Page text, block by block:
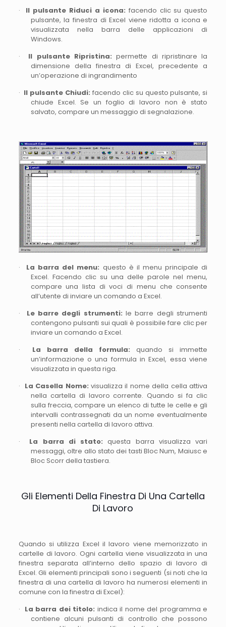
· Il pulsante Riduci a icona: facendo clic su questo
pulsante, la finestra di Excel viene ridotta a icona e
visualizzata nella barra delle applicazioni di
Windows.
· Il pulsante Ripristina:permette di ripristinare la
dimensione della finestra di Excel, precedente a
un’operazione di ingrandimento
· Il pulsante Chiudi: facendo clic su questo pulsante, si
chiude Excel. Se un foglio di lavoro non è stato
salvato, compare un messaggio di segnalazione.
· La barra del menu: questo è il menu principale di
Excel. Facendo clic su una delle parole nel menu,
compare una lista di voci di menu che consente
all’utente di inviare un comando a Excel.
· Le barre degli strumenti:le barre degli strumenti
contengono pulsanti sui quali è possibile fare clic per
inviare un comando a Excel.
· La barra della formula:quando si immette
un’informazione o una formula in Excel, essa viene
visualizzata in questa riga.
· La Casella Nome: visualizza il nome della cella attiva
nella cartella di lavoro corrente. Quando si fa clic
sulla freccia, compare un elenco di tutte le celle e gli
intervalli contrassegnati da un nome eventualmente
presenti nella cartella di lavoro attiva.
· La barra di stato:questa barra visualizza vari
messaggi, oltre allo stato dei tasti Bloc Num, Maiusc e
Bloc Scorr della tastiera.
Gli Elementi Della Finestra Di Una Cartella
Di Lavoro
Quando si utilizza Excel il lavoro viene memorizzato in
cartelle di lavoro. Ogni cartella viene visualizzata in una
finestra separata all’interno dello spazio di lavoro di
Excel. Gli elementi principali sono i seguenti (si noti che la
finestra di una cartella di lavoro ha numerosi elementi in
comune con la finestra di Excel):
· La barra dei titolo: indica il nome del programma e
contiene alcuni pulsanti di controllo che possono